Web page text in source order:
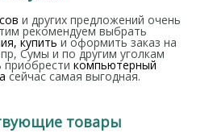
и других предложений очень
рекомендуем выбрать
купить и оформить заказ на
Сумы и по другим уголкам
компьютерный
сейчас самая выгодная.
товары